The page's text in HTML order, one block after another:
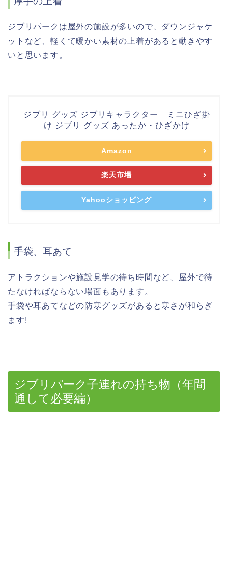
ジブリパークは屋外の施設が多いので、ダウンジャケ
ットなど、軽くて暖かい素材の上着があると動きやす
いと思います。
ジブリ グッズ ジブリキャラクター ミニひざ掛
け ジブリ グッズ あったか・ひざかけ
Amazon
楽天市場
Yahooショッピング
手袋、耳あて
アトラクションや施設見学の待ち時間など、屋外で待
たなければならない場面もあります。
手袋や耳あてなどの防寒グッズがあると寒さが和らぎ
ます!
ジブリパーク子連れの持ち物（年間
通して必要編）